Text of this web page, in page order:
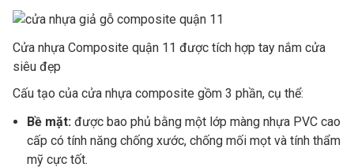
Cửa nhựa Composite quận 11 được tích hợp tay nắm cửa
siêu đẹp
Cấu tạo của cửa nhựa composite gồm 3 phần, cụ thể:
Bề mặt: được bao phủ bằng một lớp màng nhựa PVC cao
cấp có tính năng chống xước, chống mối mọt và tính thẩm
mỹ cực tốt.